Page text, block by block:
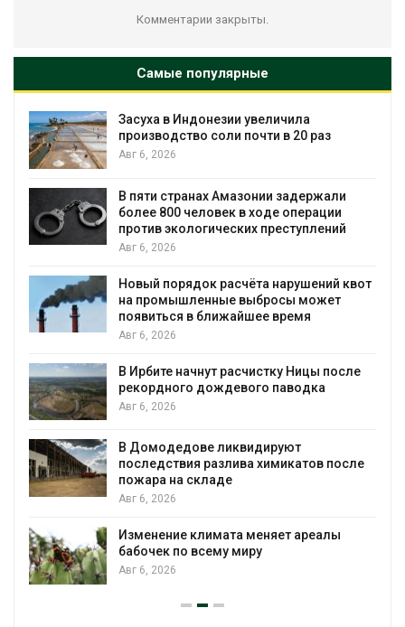
Комментарии закрыты.
Самые популярные
Засуха в Индонезии увеличила
производство соли почти в 20 раз
Авг 6, 2026
В пяти странах Амазонии задержали
более 800 человек в ходе операции
против экологических преступлений
Авг 6, 2026
Новый порядок расчёта нарушений квот
на промышленные выбросы может
появиться в ближайшее время
Авг 6, 2026
В Ирбите начнут расчистку Ницы после
рекордного дождевого паводка
Авг 6, 2026
В Домодедове ликвидируют
последствия разлива химикатов после
пожара на складе
Авг 6, 2026
Изменение климата меняет ареалы
бабочек по всему миру
Авг 6, 2026